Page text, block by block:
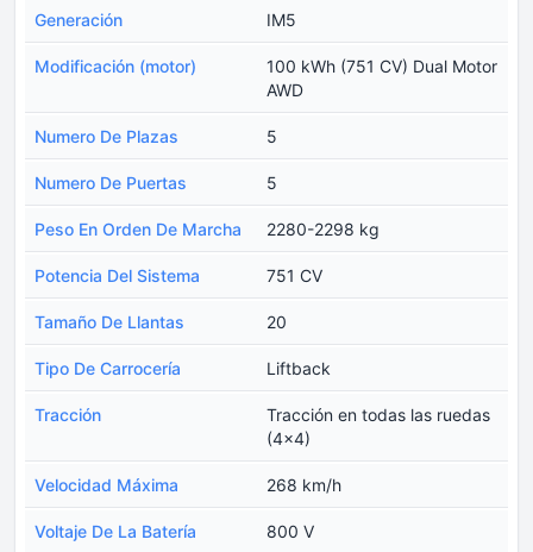
Generación IM5
Modificación (motor)
100 kWh (751 CV) Dual Motor
AWD
Numero De Plazas 5
Numero De Puertas 5
Peso En Orden De Marcha 2280-2298 kg
Potencia Del Sistema 751 CV
Tamaño De Llantas 20
Tipo De Carrocería Liftback
Tracción
Tracción en todas las ruedas
(4x4)
Velocidad Máxima 268 km/h
Voltaje De La Batería 800 V